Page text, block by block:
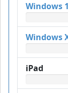
Windows
Windows
iPad